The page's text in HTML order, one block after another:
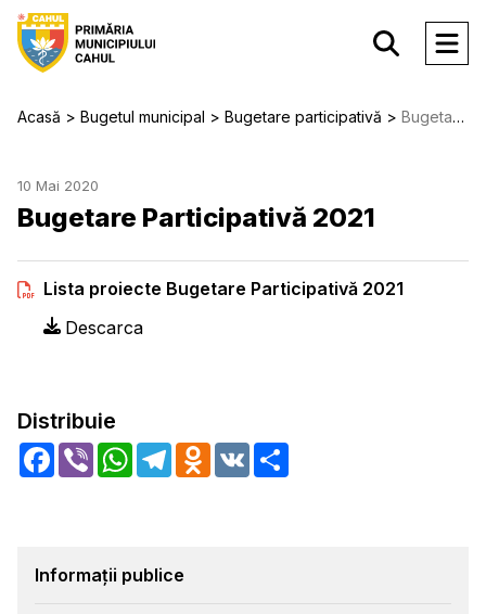
Acasă Bugetul municipal Bugetare participativă Bugetare Participativă 2021
10 Mai 2020
Bugetare Participativă 2021
Lista proiecte Bugetare Participativă 2021
Descarca
Distribuie
Facebook
Viber WhatsApp
TelegramOdnoklassniki
VK
Informații publice